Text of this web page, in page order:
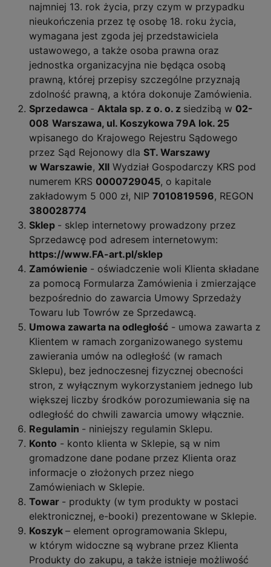
najmniej 13. rok życia, przy czym w przypadku
nieukończenia przez tę osobę 18. roku życia,
wymagana jest zgoda jej przedstawiciela
ustawowego, a także osoba prawna oraz
jednostka organizacyjna nie będąca osobą
prawną, której przepisy szczególne przyznają
zdolność prawną, a która dokonuje Zamówienia.
Sprzedawca - Aktala sp. z o. o. z siedzibą w 02-
008 Warszawa, ul. Koszykowa 79A lok. 25
wpisanego do Krajowego Rejestru Sądowego
przez Sąd Rejonowy dla ST. Warszawy
w Warszawie, XII Wydział Gospodarczy KRS pod
numerem KRS 0000729045, o kapitale
zakładowym 5 000 zł, NIP 7010819596, REGON
380028774
Sklep - sklep internetowy prowadzony przez
Sprzedawcę pod adresem internetowym:
https://www.FA-art.pl/sklep
Zamówienie - oświadczenie woli Klienta składane
za pomocą Formularza Zamówienia i zmierzające
bezpośrednio do zawarcia Umowy Sprzedaży
Towaru lub Towrów ze Sprzedawcą.
Umowa zawarta na odległość - umowa zawarta z
Klientem w ramach zorganizowanego systemu
zawierania umów na odległość (w ramach
Sklepu), bez jednoczesnej fizycznej obecności
stron, z wyłącznym wykorzystaniem jednego lub
większej liczby środków porozumiewania się na
odległość do chwili zawarcia umowy włącznie.
Regulamin - niniejszy regulamin Sklepu.
Konto - konto klienta w Sklepie, są w nim
gromadzone dane podane przez Klienta oraz
informacje o złożonych przez niego
Zamówieniach w Sklepie.
Towar - produkty (w tym produkty w postaci
elektronicznej, e-booki) prezentowane w Sklepie.
Koszyk – element oprogramowania Sklepu,
w którym widoczne są wybrane przez Klienta
Produkty do zakupu, a także istnieje możliwość